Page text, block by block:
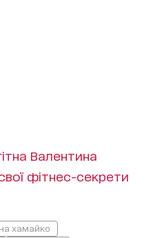
Валентина
фітнес-секрети
хамайко